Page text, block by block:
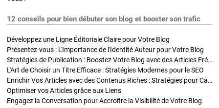
12 conseils pour bien débuter son blog et booster son trafic
Développez une Ligne Éditoriale Claire pour Votre Blog
Présentez-vous : L'Importance de l'Identité Auteur pour Votre Blog
Stratégies de Publication : Boostez Votre Blog avec des Articles Fréquents et Exclusifs
L'Art de Choisir un Titre Efficace : Stratégies Modernes pour le SEO
Enrichir Vos Articles avec des Contenus Riches : Stratégies pour Captiver et Optimiser
Optimiser vos Articles grâce aux Liens
Engagez la Conversation pour Accroître la Visibilité de Votre Blog